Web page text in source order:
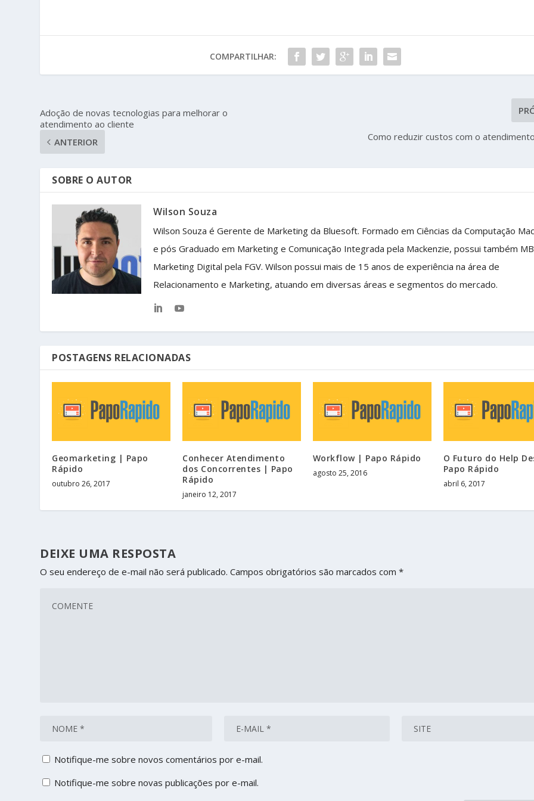
COMPARTILHAR:
Adoção de novas tecnologias para melhorar o
atendimento ao cliente
ANTERIOR
Como reduzir custos com o
SOBRE O AUTOR
Wilson Souza
Wilson Souza é Gerente de Marketing da Bluesoft. Formado em Ciências da Computação
e pós Graduado em Marketing e Comunicação Integrada pela Mackenzie, possui também
Marketing Digital pela FGV. Wilson possui mais de 15 anos de experiência na área de
Relacionamento e Marketing, atuando em diversas áreas e segmentos do mercado.
POSTAGENS RELACIONADAS
Geomarketing | Papo
Rápido
outubro 26, 2017
Conhecer Atendimento
dos Concorrentes | Papo
Rápido
janeiro 12, 2017
Workflow | Papo Rápido
agosto 25, 2016
O Futuro do Help
Papo Rápido
abril 6, 2017
DEIXE UMA RESPOSTA
O seu endereço de e-mail não será publicado. Campos obrigatórios são marcados com*
Notifique-me sobre novos comentários por e-mail.
Notifique-me sobre novas publicações por e-mail.